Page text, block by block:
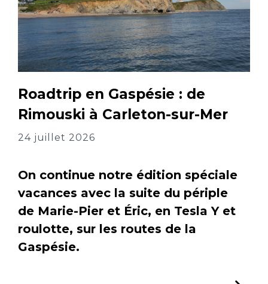
Roadtrip en Gaspésie : de
Rimouski à Carleton-sur-Mer
24 juillet 2026
On continue notre édition spéciale
vacances avec la suite du périple
de Marie-Pier et Éric, en Tesla Y et
roulotte, sur les routes de la
Gaspésie.